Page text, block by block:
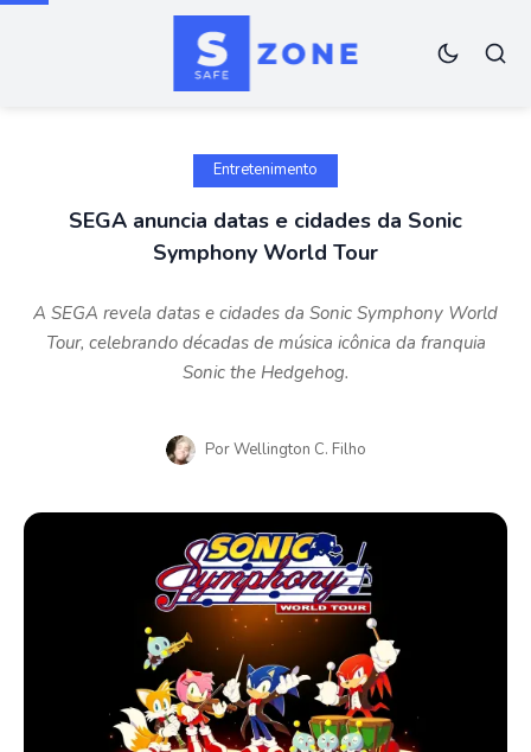
Entretenimento
SEGA anuncia datas e cidades da Sonic
Symphony World Tour
A SEGA revela datas e cidades da Sonic Symphony World
Tour, celebrando décadas de música icônica da franquia
Sonic the Hedgehog.
PorWellington C. Filho